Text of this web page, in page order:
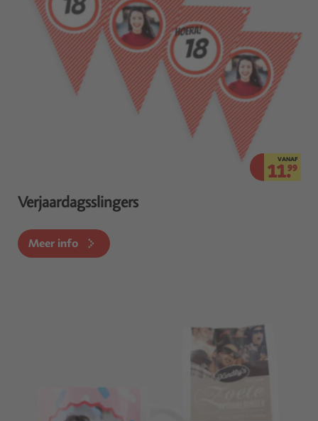
VANAF
11.99
Verjaardagsslingers
Meer info